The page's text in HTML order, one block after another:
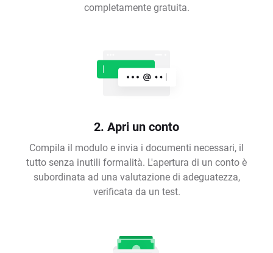
completamente gratuita.
2. Apri un conto
Compila il modulo e invia i documenti necessari, il
tutto senza inutili formalità. L'apertura di un conto è
subordinata ad una valutazione di adeguatezza,
verificata da un test.